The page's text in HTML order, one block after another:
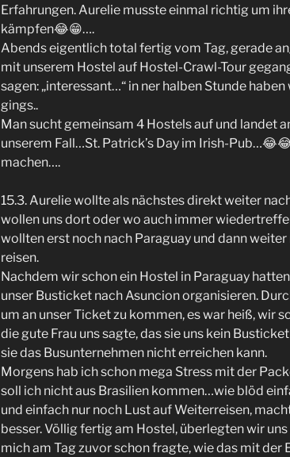
Erfahrungen. Aurelie musste einmal richtig um
kämpfen😂😁….
Abends eigentlich total fertig vom Tag, gerade
mit unserem Hostel auf Hostel-Crawl-Tour
sagen: „interessant…“ in ner halben Stunde
gings..
Man sucht gemeinsam 4 Hostels auf und landet
unserem Fall…St. Patrick’s Day im Irish-
machen….
15.3. Aurelie wollte als nächstes direkt weiter
wollen uns dort oder wo auch immer
wollten erst noch nach Paraguay und dann
reisen.
Nachdem wir schon ein Hostel in Paraguay
unser Busticket nach Asuncion organisieren.
um an unser Ticket zu kommen, es war heiß, wir
die gute Frau uns sagte, das sie uns kein
sie das Busunternehmen nicht erreichen kann.
Morgens hab ich schon mega Stress mit der
soll ich nicht aus Brasilien kommen…wie blöd
und einfach nur noch Lust auf Weiterreisen,
besser. Völlig fertig am Hostel, überlegten wir uns
mich am Tag zuvor schon fragte, wie das mit der